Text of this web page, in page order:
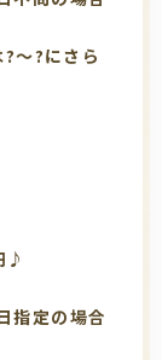
～?にさら
♪
指定の場合